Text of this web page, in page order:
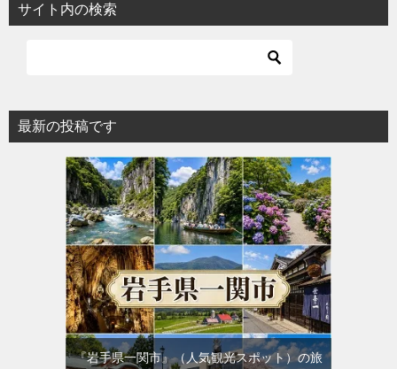
サイト内の検索
最新の投稿です
『岩手県一関市』（人気観光スポット）の旅